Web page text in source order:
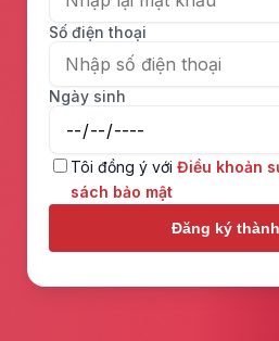
Số điện thoại
Ngày sinh
Tôi đồng ý với Điều khoản
sách bảo mật
Đăng ký